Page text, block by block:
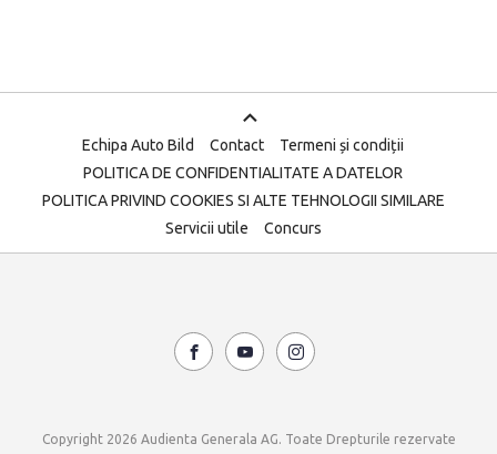
Echipa Auto Bild Contact
Termeni și condiții
POLITICA DE CONFIDENTIALITATE A DATELOR
POLITICA PRIVIND COOKIES SI ALTE TEHNOLOGII SIMILARE
Servicii utile
Concurs
Copyright 2026 Audienta Generala AG. Toate Drepturile rezervate